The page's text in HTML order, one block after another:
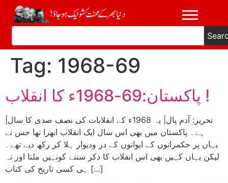
Tag: 1968-69
پاکستان:69-1968ء کا انقلاب !
ہے۔ پاکستان میں بھی اس سال ایک انقلاب ابھرا تھا جس نے
یہاں پر حکمرانوں کے ایوانوں کے در ودیوار ہلا کر رکھ دیے تھے۔
لیکن یہاں کہیں بھی اس انقلاب کا ذکر سننے کونہیں ملتا اور نہ
ہی کسی تاریخ کی کتاب […]